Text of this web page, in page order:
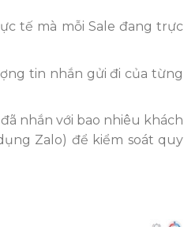
tế mà mỗi Sale đang trực
tin nhắn gửi đi của từng
nhắn với bao nhiêu khách
Zalo) để kiểm soát quy